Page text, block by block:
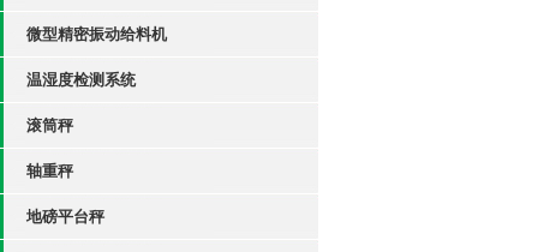
微型精密振动给料机
温湿度检测系统
滚筒秤
轴重秤
地磅平台秤